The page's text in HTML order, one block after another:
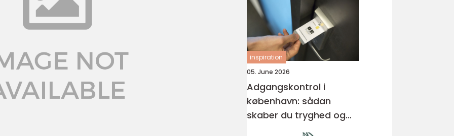
inspiration
05. June 2026
Adgangskontrol i
københavn: sådan
skaber du tryghed og